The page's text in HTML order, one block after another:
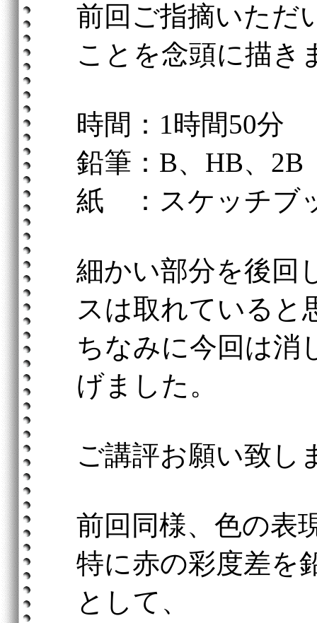
前回ご指摘いただ
ことを念頭に描き
時間：1時間50分
鉛筆：B、HB、2B
紙 ：スケッチブ
細かい部分を後回
スは取れている
ちなみに今回は消
げました。
ご講評お願い致し
前回同様、色の表
特に赤の彩度差を
として、